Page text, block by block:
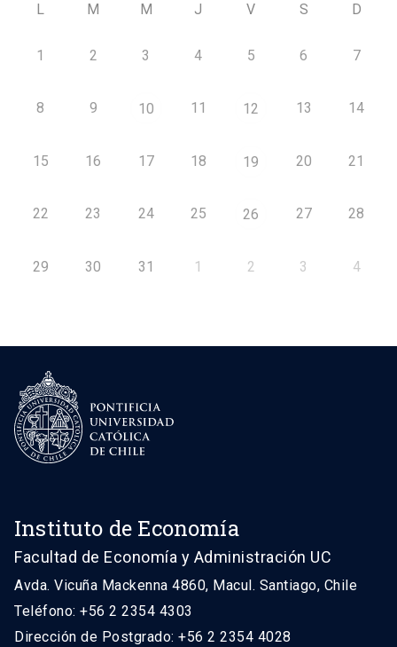
L M M J V S D
1 2 3 4 5 6 7
8 9 10 11 12 13 14
15 16 17 18 19 20 21
22 23 24 25 26 27 28
29 30 31 1 2 3 4
Instituto de Economía
Facultad de Economía y Administración UC
Avda. Vicuña Mackenna 4860, Macul. Santiago, Chile
Teléfono: +56 2 2354 4303
Dirección de Postgrado: +56 2 2354 4028